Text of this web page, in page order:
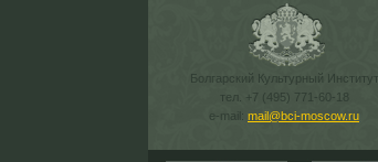
Болгарский Культурный Институт
тел. +7 (495) 771-60-18
e-mail: mail@bci-moscow.ru